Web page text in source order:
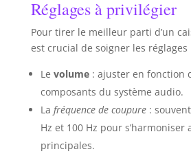
Réglages à privilégier
Pour tirer le meilleur parti d’un
est crucial de soigner les réglages
Le volume: ajuster en fonction
composants du système audio.
La fréquence de coupure:
Hz et 100 Hz pour s’harmoniser
principales.